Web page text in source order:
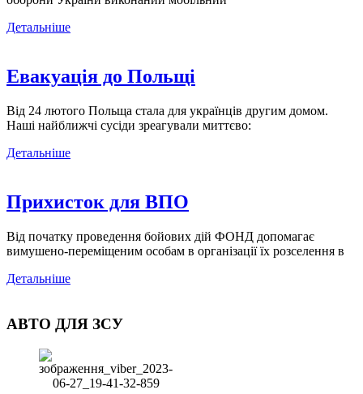
Детальніше
Евакуація до Польщі
Від 24 лютого Польща стала для українців другим домом.
Наші найближчі сусіди зреагували миттєво:
Детальніше
Прихисток для ВПО
Від початку проведення бойових дій ФОНД допомагає
вимушено-переміщеним особам в організації їх розселення в
Детальніше
АВТО ДЛЯ ЗСУ